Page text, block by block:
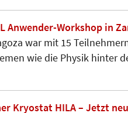
Anwender-Workshop in
war mit 15
wie die Physik hinter
Kryostat HILA – Jetzt